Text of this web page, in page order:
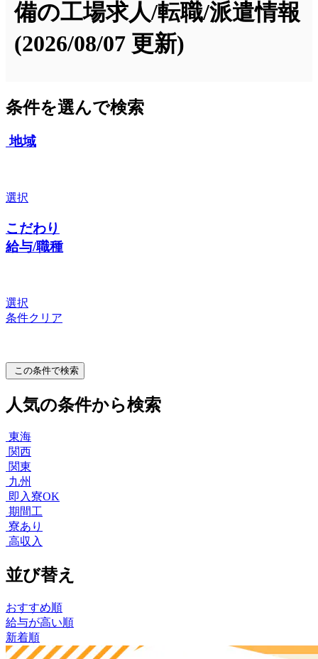
備の工場求人/転職/派遣情報
(2026/08/07 更新)
条件を選んで検索
地域
選択
こだわり
給与/職種
選択
条件クリア
この条件で検索
人気の条件から検索
東海
関西
関東
九州
即入寮OK
期間工
寮あり
高収入
並び替え
おすすめ順
給与が高い順
新着順